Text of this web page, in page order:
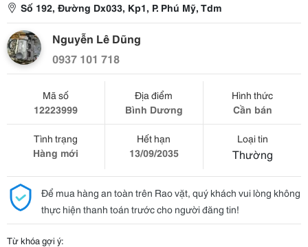
Số 192, Đường Dx033, Kp1, P. Phú Mỹ, Tdm
Nguyễn Lê Dũng
0937 101 718
Mã số
12223999
Địa điểm
Bình Dương
Hình thức
Cần bán
Tình trạng
Hàng mới
Hết hạn
13/09/2035
Loại tin
Thường
Để mua hàng an toàn trên Rao vặt, quý khách vui lòng không
thực hiện thanh toán trước cho người đăng tin!
Từ khóa gợi ý: